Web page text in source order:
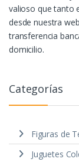
valioso que tanto
desde nuestra
transferencia
domicilio.
Categorías
Figuras de
Juguetes